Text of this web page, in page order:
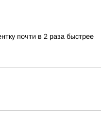
почти в 2 раза быстрее